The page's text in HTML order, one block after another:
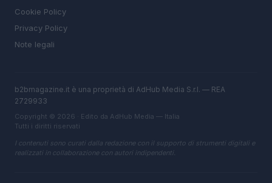
Cookie Policy
Privacy Policy
Note legali
b2bmagazine.it è una proprietà di AdHub Media S.r.l. — REA
2729933
Copyright © 2026 · Edito da AdHub Media — Italia
Tutti i diritti riservati
I contenuti sono curati dalla redazione con il supporto di strumenti digitali e
realizzati in collaborazione con autori indipendenti.